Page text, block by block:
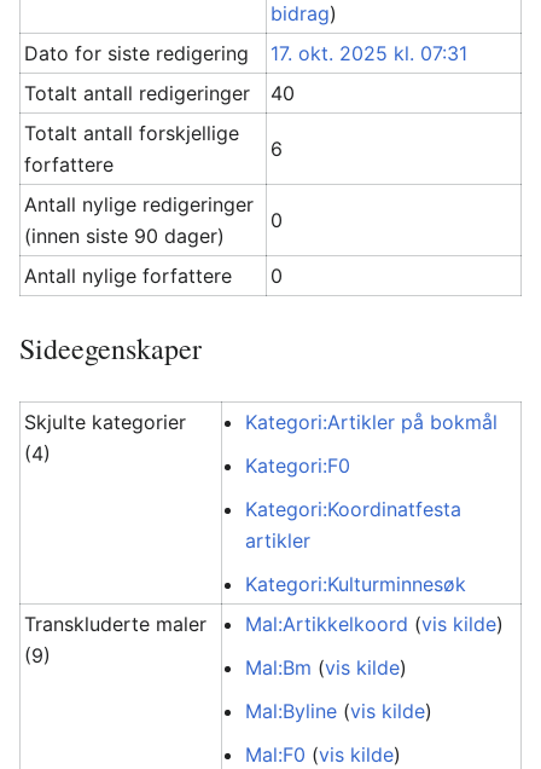
bidrag)
Dato for siste redigering
17. okt. 2025 kl. 07:31
Totalt antall redigeringer
40
Totalt antall forskjellige
forfattere
6
Antall nylige redigeringer
(innen siste 90 dager)
0
Antall nylige forfattere 0
Sideegenskaper
Skjulte kategorier
(4)
Kategori:Artikler på bokmål
Kategori:F0
Kategori:Koordinatfesta
artikler
Kategori:Kulturminnesøk
Transkluderte maler
(9)
Mal:Artikkelkoord (vis kilde)
Mal:Bm (vis kilde)
Mal:Byline (vis kilde)
Mal:F0 (vis kilde)